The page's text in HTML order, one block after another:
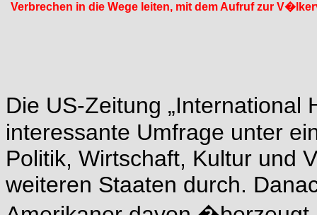
Verbrechen in die Wege leiten, mit dem Aufruf zur
Die US-Zeitung
interessante Umfrage unter
Politik, Wirtschaft, Kultur und
weiteren Staaten durch.